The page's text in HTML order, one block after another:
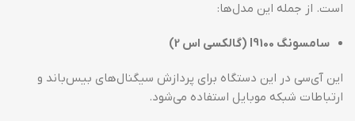
است. از جمله این مدل‌ها:
سامسونگ I9100 (گالکسی اس 2)
این آی‌سی در این دستگاه برای پردازش سیگنال‌های بیس‌باند و
ارتباطات شبکه موبایل استفاده می‌شود.